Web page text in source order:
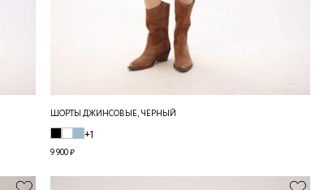
ШОРТЫ ДЖИНСОВЫЕ, ЧЕРНЫЙ
+1
9 900 ₽